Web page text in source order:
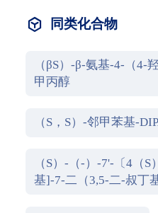
同类化合物
（βS）-β-氨基-4-（4-
甲丙醇
（S，S）-邻甲苯基-
（S）-（-）-7'-〔4（
基]-7-二（3,5-二-叔丁